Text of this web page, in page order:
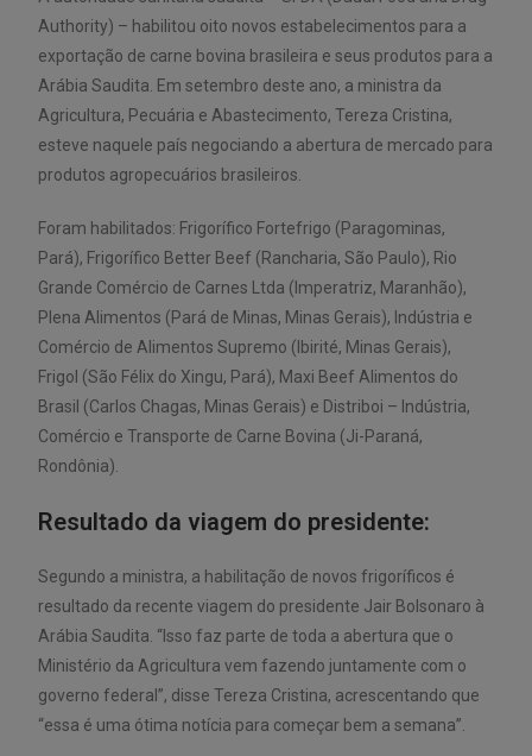
Authority) – habilitou oito novos estabelecimentos para a
exportação de carne bovina brasileira e seus produtos para a
Arábia Saudita. Em setembro deste ano, a ministra da
Agricultura, Pecuária e Abastecimento, Tereza Cristina,
esteve naquele país negociando a abertura de mercado para
produtos agropecuários brasileiros.
Foram habilitados: Frigorífico Fortefrigo (Paragominas,
Pará), Frigorífico Better Beef (Rancharia, São Paulo), Rio
Grande Comércio de Carnes Ltda (Imperatriz, Maranhão),
Plena Alimentos (Pará de Minas, Minas Gerais), Indústria e
Comércio de Alimentos Supremo (Ibirité, Minas Gerais),
Frigol (São Félix do Xingu, Pará), Maxi Beef Alimentos do
Brasil (Carlos Chagas, Minas Gerais) e Distriboi – Indústria,
Comércio e Transporte de Carne Bovina (Ji-Paraná,
Rondônia).
Resultado da viagem do presidente:
Segundo a ministra, a habilitação de novos frigoríficos é
resultado da recente viagem do presidente Jair Bolsonaro à
Arábia Saudita. “Isso faz parte de toda a abertura que o
Ministério da Agricultura vem fazendo juntamente com o
governo federal”, disse Tereza Cristina, acrescentando que
“essa é uma ótima notícia para começar bem a semana”.